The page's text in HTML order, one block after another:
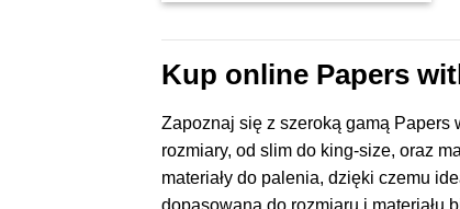
do
Kup online Papers
Zapoznaj się z szeroką gamą
rozmiary, od slim do king-size, oraz
materiały do palenia, dzięki czemu